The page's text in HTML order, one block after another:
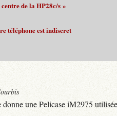
de la HP28c/s »
téléphone est indiscret
une Pelicase iM2975